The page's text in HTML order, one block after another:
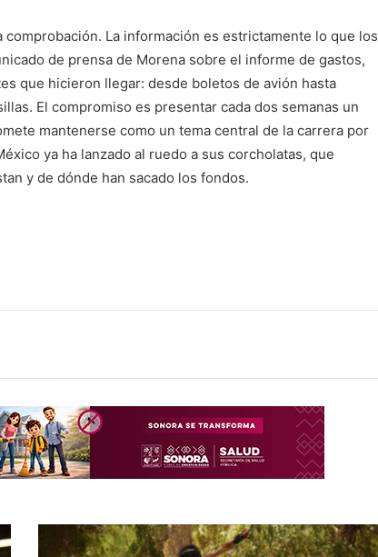
La información es estrictamente lo que los
de prensa de Morena sobre el informe de gastos,
que hicieron llegar: desde boletos de avión hasta
El compromiso es presentar cada dos semanas un
mantenerse como un tema central de la carrera por
ya ha lanzado al ruedo a sus corcholatas, que
y de dónde han sacado los fondos.